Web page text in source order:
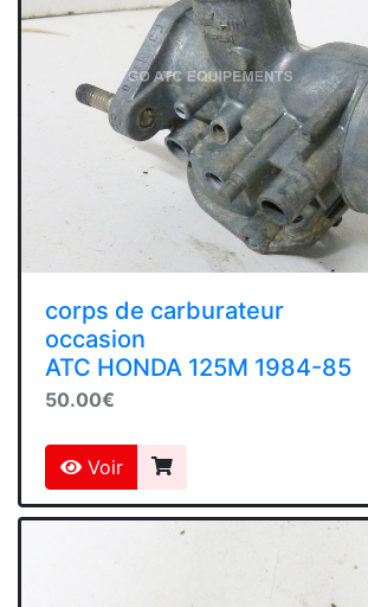
corps de carburateur
occasion
ATC HONDA 125M 1984-85
50.00€
Voir